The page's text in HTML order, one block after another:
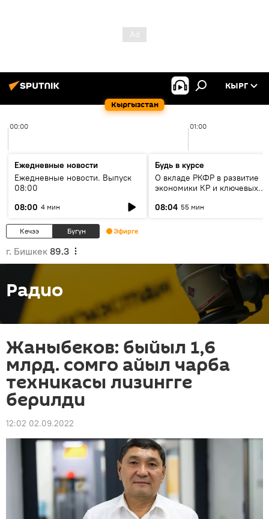
Кыргызстан
КЫРГ
00:00 01:00
Ежедневные новости
Ежедневные новости. Выпуск
08:00
08:00 4 мин
Будь в курсе
О вкладе РКФР в развитие
экономики КР и ключевых
08:04 55 мин
Кечээ Бүгүн Эфирге
г. Бишкек 89.3
Радио
Жаныбеков: быйыл 1,6
млрд. сомго айыл чарба
техникасы лизингге
берилди
12:02 02.09.2022